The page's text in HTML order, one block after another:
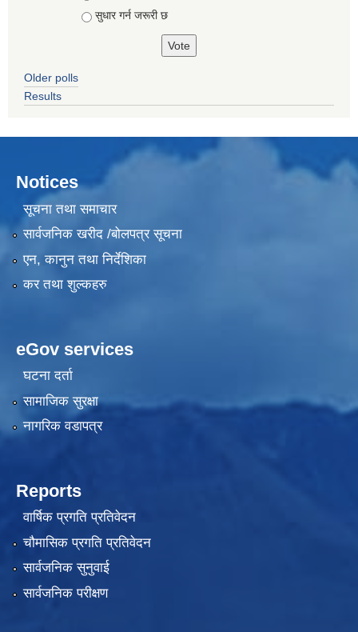
सुधार गर्न जरूरी छ
Older polls
Results
Notices
सूचना तथा समाचार
सार्वजनिक खरीद /बोलपत्र सूचना
एन, कानुन तथा निर्देशिका
कर तथा शुल्कहरु
eGov services
घटना दर्ता
सामाजिक सुरक्षा
नागरिक वडापत्र
Reports
वार्षिक प्रगति प्रतिवेदन
चौमासिक प्रगति प्रतिवेदन
सार्वजनिक सुनुवाई
सार्वजनिक परीक्षण